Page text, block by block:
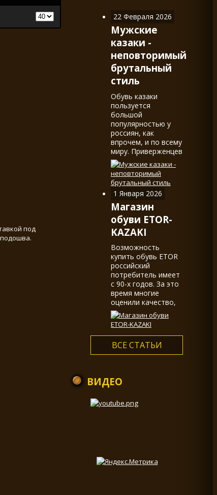
под
22 Февраля 2026
Мужские
казаки -
неповторимый
брутальный
стиль
Обувь казаки
пользуется
большой
популярностью у
россиян, как
впрочем, и по всему
миру. Приверженцев
обуви в стиле
western, в наших
краях называемой
казаками,
действительно не
мало.
1 Января 2026
Магазин
обуви ETOR-
KAZAKI
Возможность
купить обувь ETOR
российский
потребитель имеет
с 90-х годов. За это
время многие
оценили качество,
долговечность,
большой выбор и
многообразие
ассортимента...
ВСЕ СТАТЬИ
ВИДЕО